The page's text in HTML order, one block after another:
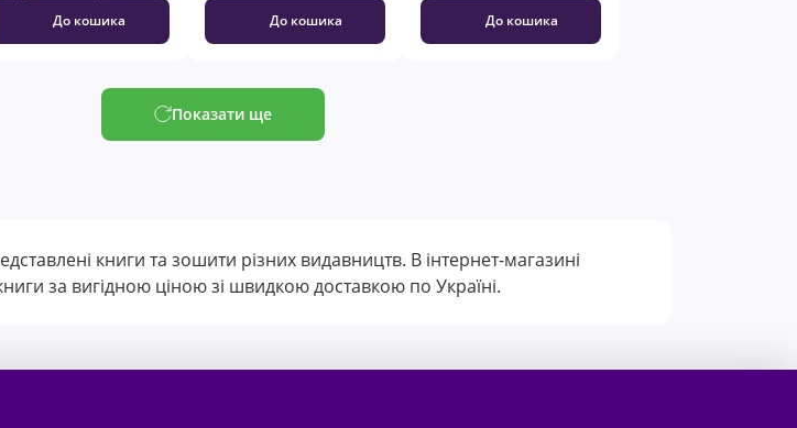
До кошика До кошика До кошика
Показати ще
книги та зошити різних видавництв. В інтернет-магазині
за вигідною ціною зі швидкою доставкою по Україні.